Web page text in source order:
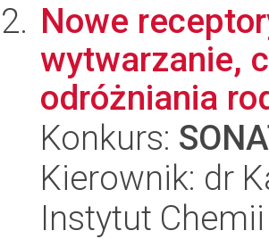
Nowe
wytwarzanie,
odróżniania
Konkurs:
Kierownik: dr
Instytut